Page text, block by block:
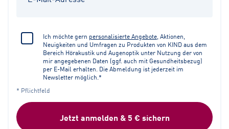
Ich möchte gern personalisierte Angebote , Aktionen,
Neuigkeiten und Umfragen zu Produkten von KIND aus dem
Bereich Hörakustik und Augenoptik unter Nutzung der von
mir angegebenen Daten (ggf. auch mit Gesundheitsbezug)
per E-Mail erhalten. Die Abmeldung ist jederzeit im
Newsletter möglich.*
* Pflichtfeld
Jetzt anmelden & 5 € sichern